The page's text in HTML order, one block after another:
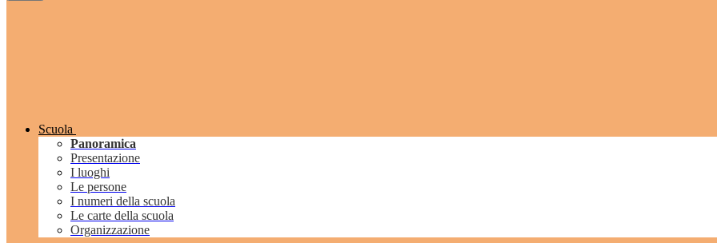
Scuola
Panoramica
Presentazione
I luoghi
Le persone
I numeri della scuola
Le carte della scuola
Organizzazione